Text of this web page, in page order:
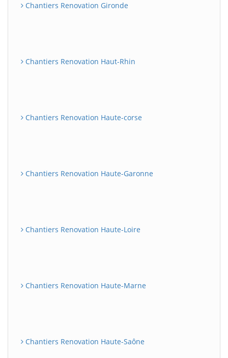
Chantiers Renovation Gironde
Chantiers Renovation Haut-Rhin
Chantiers Renovation Haute-corse
Chantiers Renovation Haute-Garonne
Chantiers Renovation Haute-Loire
Chantiers Renovation Haute-Marne
Chantiers Renovation Haute-Saône